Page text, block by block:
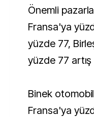
Önemli
Fransa'ya
yüzde 77,
yüzde 77
Binek
Fransa'ya